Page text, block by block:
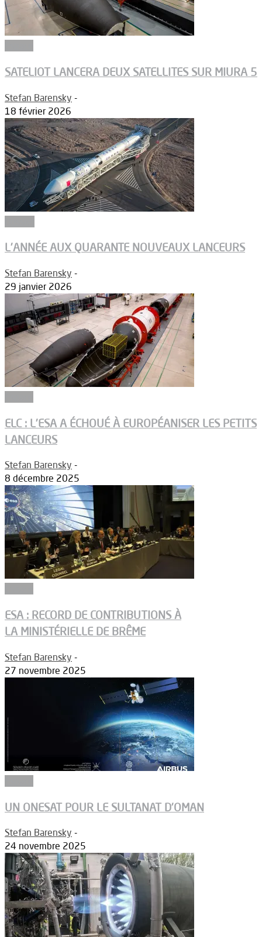
SATELIOT LANCERA DEUX SATELLITES SUR MIURA 5
Stefan Barensky -
18 février 2026
L’ANNÉE AUX QUARANTE NOUVEAUX LANCEURS
Stefan Barensky -
29 janvier 2026
ELC : L’ESA A ÉCHOUÉ À EUROPÉANISER LES PETITS
LANCEURS
Stefan Barensky -
8 décembre 2025
ESA : RECORD DE CONTRIBUTIONS À
LA MINISTÉRIELLE DE BRÊME
Stefan Barensky -
27 novembre 2025
UN ONESAT POUR LE SULTANAT D’OMAN
Stefan Barensky -
24 novembre 2025